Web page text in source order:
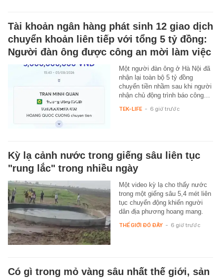
Tài khoản ngân hàng phát sinh 12 giao dịch
chuyển khoản liên tiếp với tổng 5 tỷ đồng:
Người đàn ông được công an mời làm việc
Một người đàn ông ở Hà Nội đã
nhận lại toàn bộ 5 tỷ đồng
chuyển tiền nhầm sau khi người
nhận chủ động trình báo công…
TEK-LIFE - 6 giờ trước
Kỳ lạ cảnh nước trong giếng sâu liên tục
"rung lắc" trong nhiều ngày
Một video kỳ lạ cho thấy nước
trong một giếng sâu 5,4 mét liên
tục chuyển động khiến người
dân địa phương hoang mang.
THẾ GIỚI ĐÓ ĐÂY - 6 giờ trước
Có gì trong mỏ vàng sâu nhất thế giới, sản